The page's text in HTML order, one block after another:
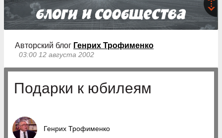
Авторский блог Генрих Трофименко
03:00 12 августа 2002
Подарки к юбилеям
Генрих Трофименко